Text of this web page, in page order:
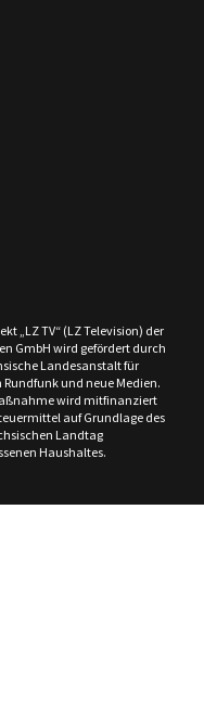
„LZ TV“ (LZ Television) der
GmbH wird gefördert durch
Landesanstalt für
Rundfunk und neue Medien.
wird mitfinanziert
auf Grundlage des
Landtag
Haushaltes.